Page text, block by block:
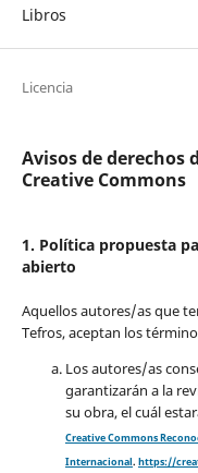
Libros
Licencia
Avisos de derechos
Creative Commons
1. Política propuesta
abierto
Aquellos autores/as que
Tefros, aceptan los
Los autores/as
garantizarán a la
su obra, el cuál
Creative Commons
Internacional. https://